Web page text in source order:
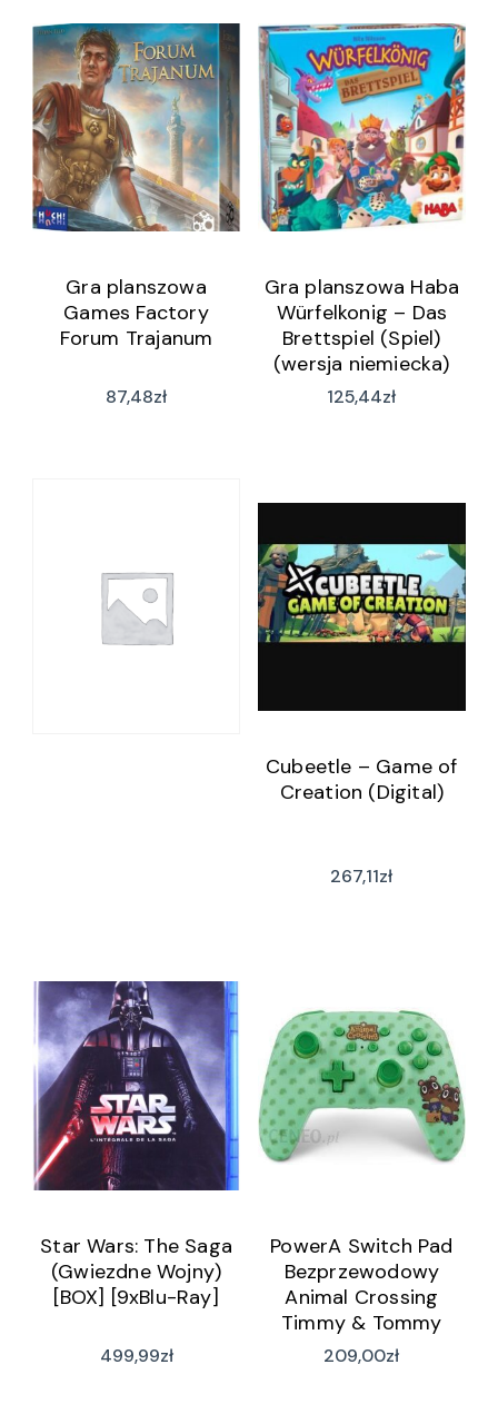
Gra planszowa
Games Factory
Forum Trajanum
87,48zł
Gra planszowa Haba
Würfelkonig – Das
Brettspiel (Spiel)
(wersja niemiecka)
125,44zł
Cubeetle – Game of
Creation (Digital)
267,11zł
Star Wars: The Saga
(Gwiezdne Wojny)
[BOX] [9xBlu-Ray]
499,99zł
PowerA Switch Pad
Bezprzewodowy
Animal Crossing
Timmy & Tommy
Nook
209,00zł